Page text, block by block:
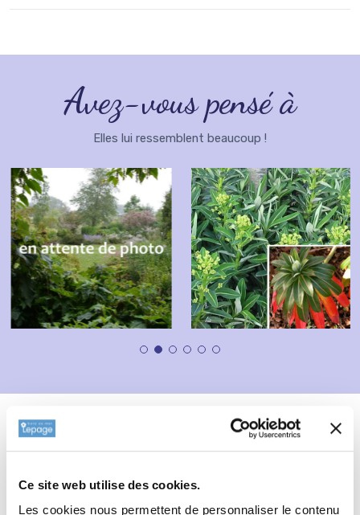
Ce site web utilise des cookies.
Les cookies nous permettent de personnaliser le contenu
Avez-vous pensé à
Elles lui ressemblent beaucoup !
Informations complémentaires